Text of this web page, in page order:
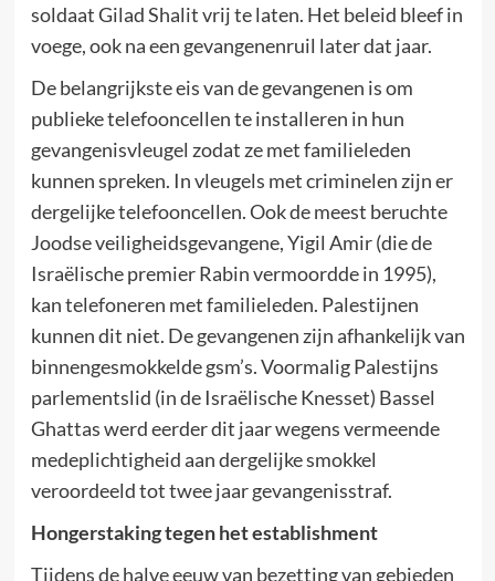
soldaat Gilad Shalit vrij te laten. Het beleid bleef in
voege, ook na een gevangenenruil later dat jaar.
De belangrijkste eis van de gevangenen is om
publieke telefooncellen te installeren in hun
gevangenisvleugel zodat ze met familieleden
kunnen spreken. In vleugels met criminelen zijn er
dergelijke telefooncellen. Ook de meest beruchte
Joodse veiligheidsgevangene, Yigil Amir (die de
Israëlische premier Rabin vermoordde in 1995),
kan telefoneren met familieleden. Palestijnen
kunnen dit niet. De gevangenen zijn afhankelijk van
binnengesmokkelde gsm’s. Voormalig Palestijns
parlementslid (in de Israëlische Knesset) Bassel
Ghattas werd eerder dit jaar wegens vermeende
medeplichtigheid aan dergelijke smokkel
veroordeeld tot twee jaar gevangenisstraf.
Hongerstaking tegen het establishment
Tijdens de halve eeuw van bezetting van gebieden